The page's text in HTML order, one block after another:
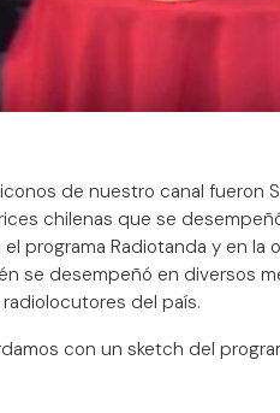
de nuestro canal fueron
chilenas que se
programa Radiotanda y en la
se desempeñó en diversos
del país.
con un sketch del